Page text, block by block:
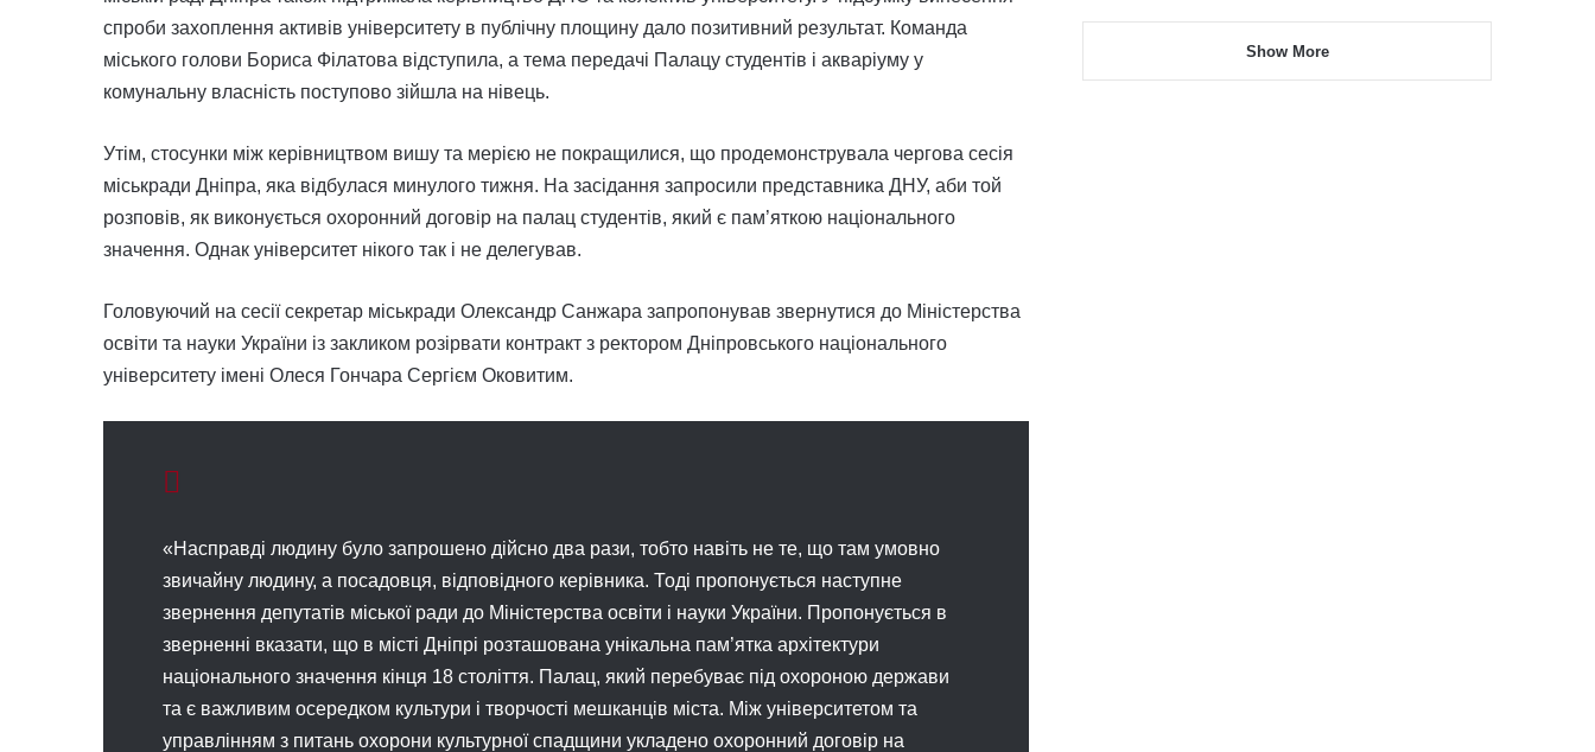
спроби захоплення активів університету в публічну площину дало позитивний результат. Команда
міського голови Бориса Філатова відступила, а тема передачі Палацу студентів і акваріуму у
комунальну власність поступово зійшла на нівець.
Утім, стосунки між керівництвом вишу та мерією не покращилися, що продемонструвала чергова сесія
міськради Дніпра, яка відбулася минулого тижня. На засідання запросили представника ДНУ, аби той
розповів, як виконується охоронний договір на палац студентів, який є пам’яткою національного
значення. Однак університет нікого так і не делегував.
Головуючий на сесії секретар міськради Олександр Санжара запропонував звернутися до Міністерства
освіти та науки України із закликом розірвати контракт з ректором Дніпровського національного
університету імені Олеся Гончара Сергієм Оковитим.
«Насправді людину було запрошено дійсно два рази, тобто навіть не те, що там умовно
звичайну людину, а посадовця, відповідного керівника. Тоді пропонується наступне
звернення депутатів міської ради до Міністерства освіти і науки України. Пропонується в
зверненні вказати, що в місті Дніпрі розташована унікальна пам’ятка архітектури
національного значення кінця 18 століття. Палац, який перебуває під охороною держави
та є важливим осередком культури і творчості мешканців міста. Між університетом та
управлінням з питань охорони культурної спадщини укладено охоронний договір на
Show More